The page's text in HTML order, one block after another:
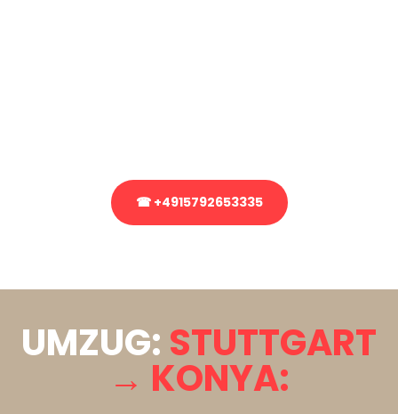
☎ +4915792653335
UMZUG: STUTTGART
→ KONYA: